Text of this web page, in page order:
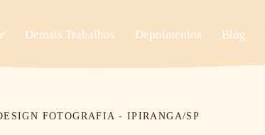
Demais Trabalhos Depoimentos Blog
FOTOGRAFIA - IPIRANGA/SP